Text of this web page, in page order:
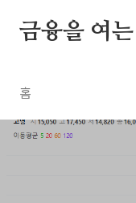
금융을 여
홈